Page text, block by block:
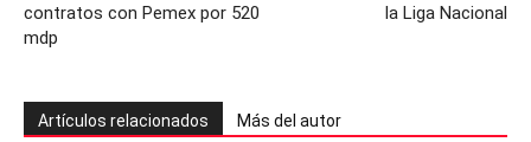
contratos con Pemex por 520
mdp
la Liga Nacional
Artículos relacionados Más del autor